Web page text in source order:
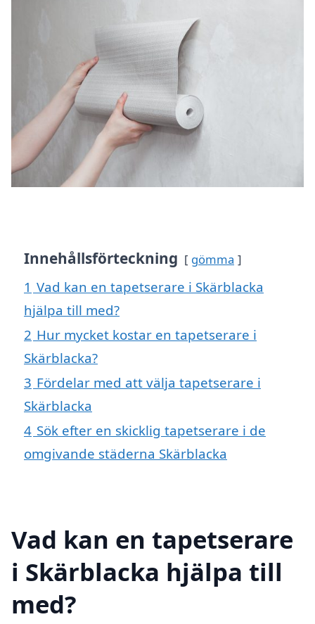
Innehållsförteckning gömma
1 Vad kan en tapetserare i Skärblacka
hjälpa till med?
2 Hur mycket kostar en tapetserare i
Skärblacka?
3 Fördelar med att välja tapetserare i
Skärblacka
4 Sök efter en skicklig tapetserare i de
omgivande städerna Skärblacka
Vad kan en tapetserare
i Skärblacka hjälpa till
med?